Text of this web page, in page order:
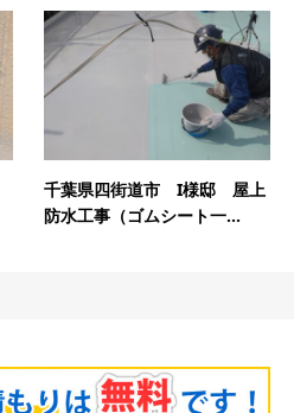
千葉県四街道市 I様邸 屋上
防水工事（ゴムシート一...